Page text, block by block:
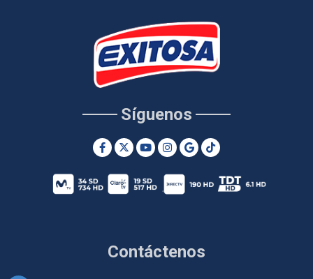
Contáctenos
Síguenos